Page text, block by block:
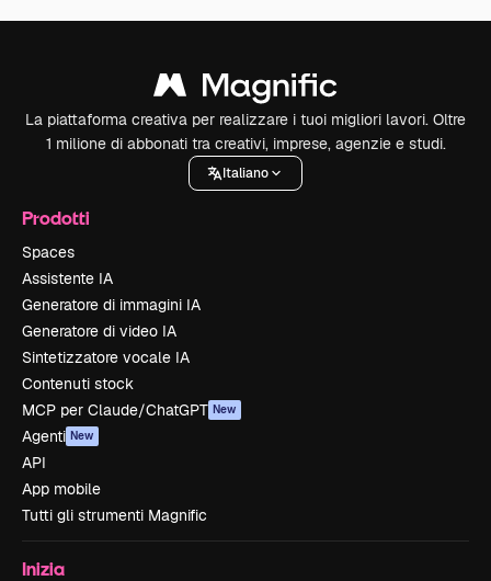
La piattaforma creativa per realizzare i tuoi migliori lavori. Oltre
1 milione di abbonati tra creativi, imprese, agenzie e studi.
Italiano
Prodotti
Spaces
Assistente IA
Generatore di immagini IA
Generatore di video IA
Sintetizzatore vocale IA
Contenuti stock
MCP per Claude/ChatGPT New
Agenti New
API
App mobile
Tutti gli strumenti Magnific
Inizia